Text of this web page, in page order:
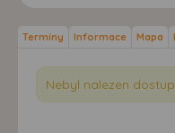
Termíny Informace Mapa
Nebyl nalezen